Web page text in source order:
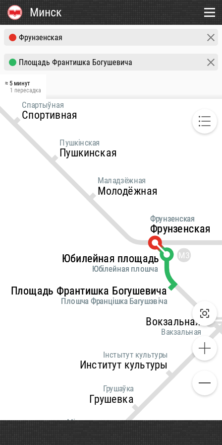
Минск
≈ 5 минут
1 пересадка
М3
Пушкинская
Пушкінская
Спортивная
Спартыўная
Міхалова
Грушевка
Грушаўка
Институт культуры
Інстытут культуры
Молодёжная
Маладзёжная
Юбилейная площадь
Юбілейная плошча
Фрунзенская
Фрунзенская
Площадь Франтишка Богушевича
Плошча Францішка Багушэвіча
Вокзальная
Вакзальная
Юбилейная площадь
Юбілейная плошча
Фрунзенская
Фрунзенская
Площадь Франтишка Богушевича
Плошча Францішка Багушэвіча